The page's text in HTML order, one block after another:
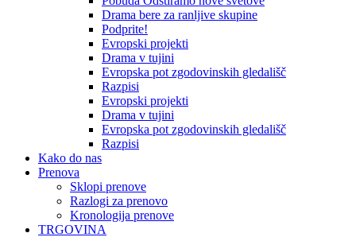
Drama bere za ranljive skupine
Podprite!
Evropski projekti
Drama v tujini
Evropska pot zgodovinskih gledališč
Razpisi
Evropski projekti
Drama v tujini
Evropska pot zgodovinskih gledališč
Razpisi
Kako do nas
Prenova
Sklopi prenove
Razlogi za prenovo
Kronologija prenove
TRGOVINA